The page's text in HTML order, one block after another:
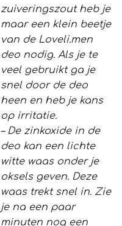
zuiveringszout heb je
maar een klein beetje
van de Loveli.men
deo nodig. Als je te
veel gebruikt ga je
snel door de deo
heen en heb je kans
op irritatie.
– De zinkoxide in de
deo kan een lichte
witte waas onder je
oksels geven. Deze
waas trekt snel in. Zie
je na een paar
minuten nog een